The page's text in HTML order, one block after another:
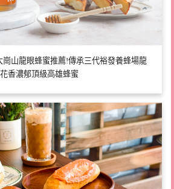
崗山龍眼蜂蜜推薦!傳承三代裕發養蜂場龍
香濃郁頂級高雄蜂蜜